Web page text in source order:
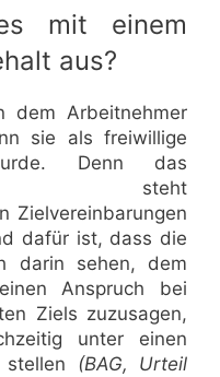
mit einem
aus?
dem Arbeitnehmer
sie als freiwillige
Denn das
steht
Zielvereinbarungen
dafür ist, dass die
darin sehen, dem
Anspruch bei
Ziels zuzusagen,
unter einen
stellen
(BAG, Urteil